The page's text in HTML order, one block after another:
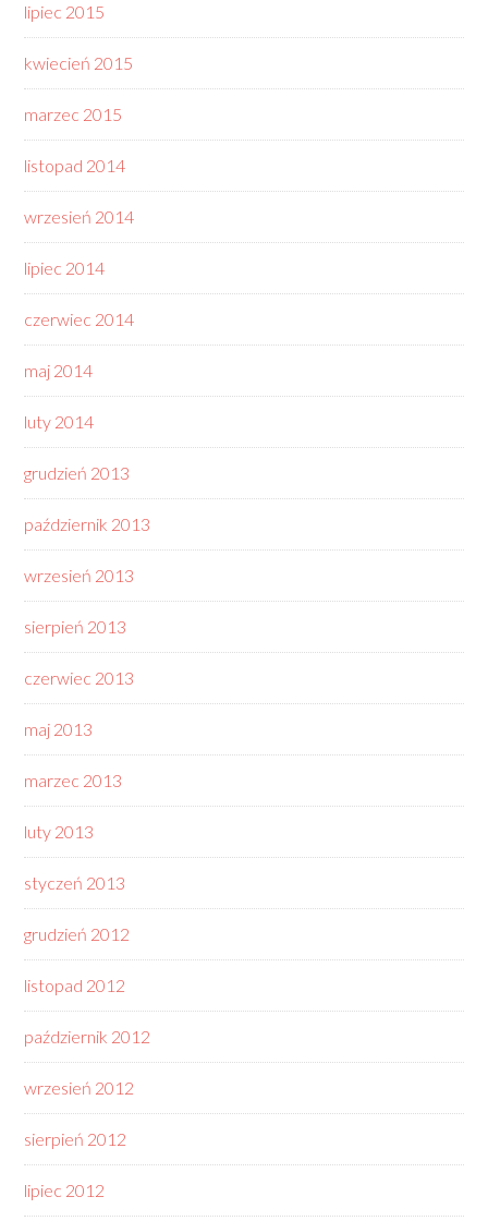
lipiec 2015
kwiecień 2015
marzec 2015
listopad 2014
wrzesień 2014
lipiec 2014
czerwiec 2014
maj 2014
luty 2014
grudzień 2013
październik 2013
wrzesień 2013
sierpień 2013
czerwiec 2013
maj 2013
marzec 2013
luty 2013
styczeń 2013
grudzień 2012
listopad 2012
październik 2012
wrzesień 2012
sierpień 2012
lipiec 2012